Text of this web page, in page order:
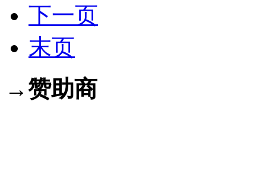
下一页
末页
→赞助商